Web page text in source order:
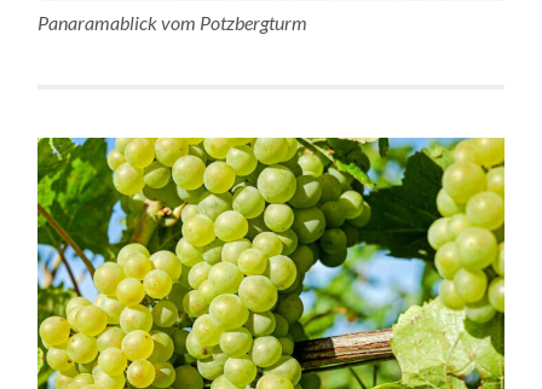
Panaramablick vom Potzbergturm